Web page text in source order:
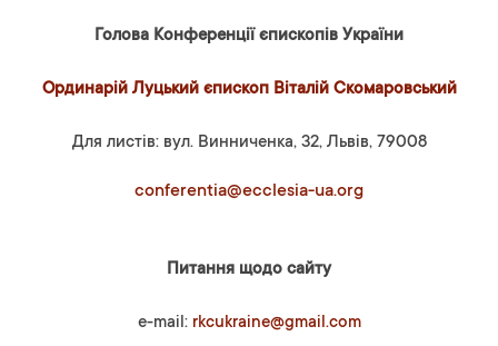
Голова Конференції єпископів України
Ординарій Луцький єпископ Віталій Скомаровський
Для листів: вул. Винниченка, 32, Львів, 79008
conferentia@ecclesia-ua.org
Питання щодо сайту
e-mail: rkcukraine@gmail.com